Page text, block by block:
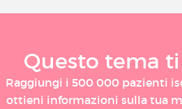
Questo tema
Raggiungi i 500 000 pazienti
ottieni informazioni sulla tua